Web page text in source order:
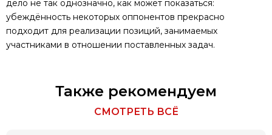
дело не так однозначно, как может показаться:
убеждённость некоторых оппонентов прекрасно
подходит для реализации позиций, занимаемых
участниками в отношении поставленных задач.
Также рекомендуем
СМОТРЕТЬ ВСЁ